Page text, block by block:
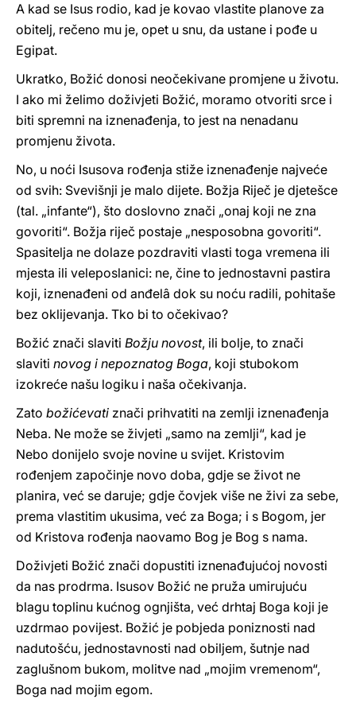
A kad se Isus rodio, kad je kovao vlastite planove za
obitelj, rečeno mu je, opet u snu, da ustane i pođe u
Egipat.
Ukratko, Božić donosi neočekivane promjene u životu.
I ako mi želimo doživjeti Božić, moramo otvoriti srce i
biti spremni na iznenađenja, to jest na nenadanu
promjenu života.
No, u noći Isusova rođenja stiže iznenađenje najveće
od svih: Svevišnji je malo dijete. Božja Riječ je djetešce
(tal. „infante“), što doslovno znači „onaj koji ne zna
govoriti“. Božja riječ postaje „nesposobna govoriti“.
Spasitelja ne dolaze pozdraviti vlasti toga vremena ili
mjesta ili veleposlanici: ne, čine to jednostavni pastira
koji, iznenađeni od anđelâ dok su noću radili, pohitaše
bez oklijevanja. Tko bi to očekivao?
Božić znači slaviti Božju novost, ili bolje, to znači
slaviti novog i nepoznatog Boga, koji stubokom
izokreće našu logiku i naša očekivanja.
Zato božićevati znači prihvatiti na zemlji iznenađenja
Neba. Ne može se živjeti „samo na zemlji“, kad je
Nebo donijelo svoje novine u svijet. Kristovim
rođenjem započinje novo doba, gdje se život ne
planira, već se daruje; gdje čovjek više ne živi za sebe,
prema vlastitim ukusima, već za Boga; i s Bogom, jer
od Kristova rođenja naovamo Bog je Bog s nama.
Doživjeti Božić znači dopustiti iznenađujućoj novosti
da nas prodrma. Isusov Božić ne pruža umirujuću
blagu toplinu kućnog ognjišta, već drhtaj Boga koji je
uzdrmao povijest. Božić je pobjeda poniznosti nad
nadutošću, jednostavnosti nad obiljem, šutnje nad
zaglušnom bukom, molitve nad „mojim vremenom“,
Boga nad mojim egom.